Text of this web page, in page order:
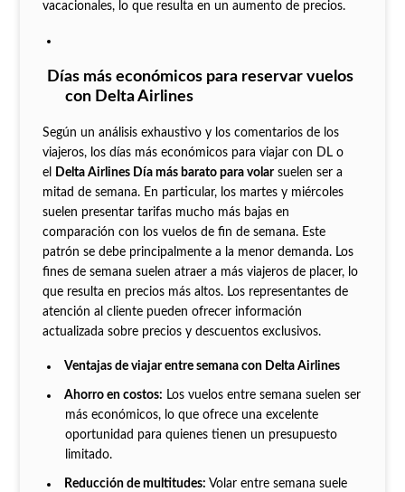
vacacionales, lo que resulta en un aumento de precios.
Días más económicos para reservar vuelos
con Delta Airlines
Según un análisis exhaustivo y los comentarios de los
viajeros, los días más económicos para viajar con DL o
el
Delta Airlines Día más barato para volarsuelen ser a
mitad de semana. En particular, los martes y miércoles
suelen presentar tarifas mucho más bajas en
comparación con los vuelos de fin de semana. Este
patrón se debe principalmente a la menor demanda. Los
fines de semana suelen atraer a más viajeros de placer, lo
que resulta en precios más altos. Los representantes de
atención al cliente pueden ofrecer información
actualizada sobre precios y descuentos exclusivos.
Ventajas de viajar entre semana con Delta Airlines
Ahorro en costos: Los vuelos entre semana suelen ser
más económicos, lo que ofrece una excelente
oportunidad para quienes tienen un presupuesto
limitado.
Reducción de multitudes: Volar entre semana suele